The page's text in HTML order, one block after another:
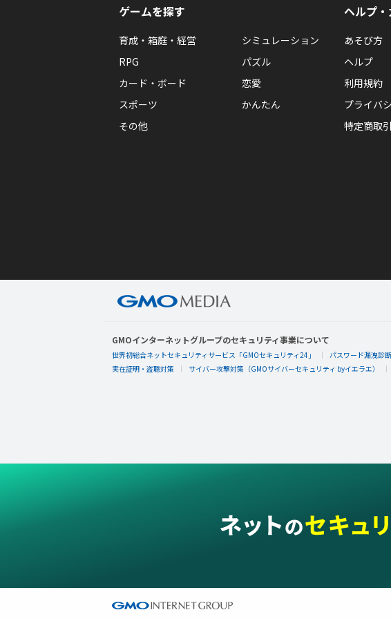
ゲームを探す
育成・箱庭・経営
シミュレーション
RPG
パズル
カード・ボード
恋愛
スポーツ
かんたん
その他
ヘルプ
あそび方
ヘルプ
利用規約
プライバ
特定商取
GMOインターネットグループのセキュリティ事業について
世界初総合ネットセキュリティサービス「GMOセキュリティ24」 パスワード漏洩診断
実在証明・盗聴対策
サイバー攻撃対策（GMOサイバーセキュリティ byイエラエ）